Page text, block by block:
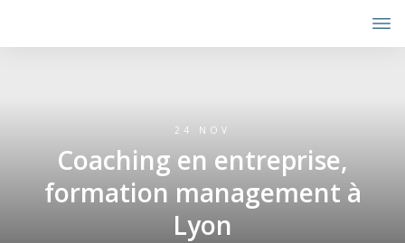
24 NOV
Coaching en entreprise,
formation management à
Lyon